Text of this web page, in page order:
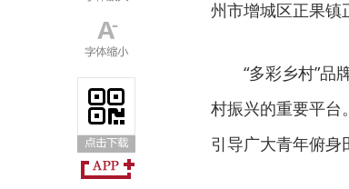
州市增城区正果镇
“多彩乡村”品
村振兴的重要平台
引导广大青年俯身